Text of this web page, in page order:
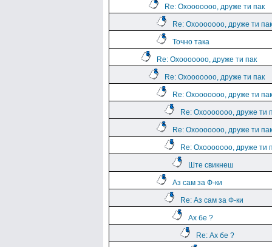
Re: Охооооооо, друже ти пак
Re: Охооооооо, друже ти пак
Точно така
Re: Охооооооо, друже ти пак
Re: Охооооооо, друже ти пак
Re: Охооооооо, друже ти пак
Re: Охооооооо, друже ти
Re: Охооооооо, друже ти пак
Re: Охооооооо, друже ти
Ште свикнеш
Аз сам за Ф-ки
Re: Аз сам за Ф-ки
Ах бе ?
Re: Ах бе ?